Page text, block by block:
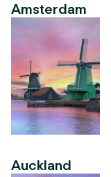
Amsterdam
Auckland